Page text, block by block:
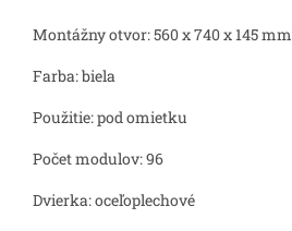
Montážny otvor: 560 x 740 x 145 mm
Farba: biela
Použitie: pod omietku
Počet modulov: 96
Dvierka: oceľoplechové